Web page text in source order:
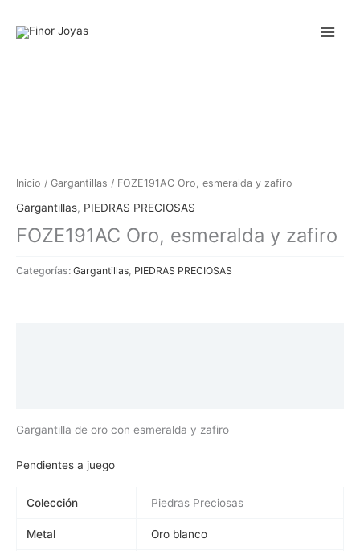
Inicio / Gargantillas / FOZE191AC Oro, esmeralda y zafiro
Gargantillas, PIEDRAS PRECIOSAS
FOZE191AC Oro, esmeralda y zafiro
Categorías: Gargantillas PIEDRAS PRECIOSAS
Gargantilla de oro con esmeralda y zafiro
Pendientes a juego
Colección Piedras Preciosas
Metal Oro blanco